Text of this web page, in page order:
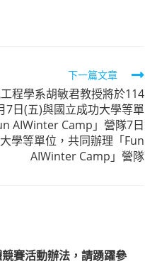
下一篇文章
程學系胡敏君教授將於114
7日(五)與國立成功大學等單
AIWinter Camp」營隊7日
學等單位，共同辦理「Fun
AIWinter Camp」營隊
賽活動辦法，請踴躍參